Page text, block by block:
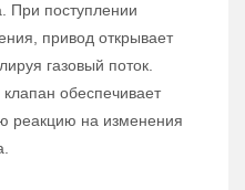
При поступлении
привод открывает
газовый поток.
обеспечивает
реакцию на изменения